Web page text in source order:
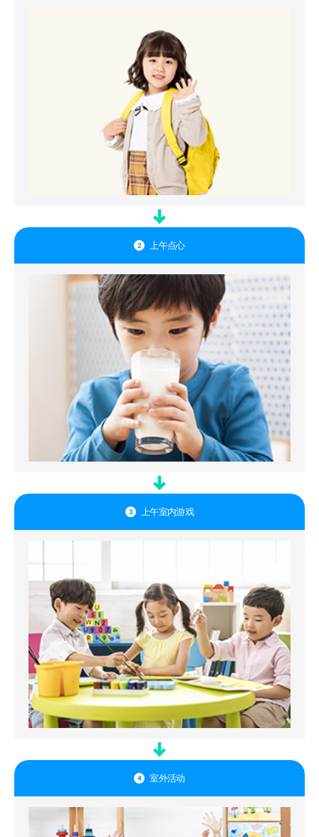
2 上午点心
3 上午室内游戏
4 室外活动